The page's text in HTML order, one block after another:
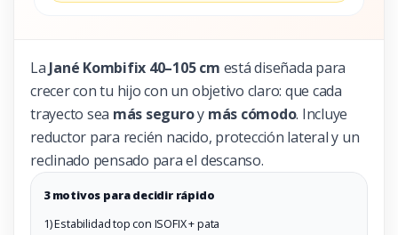
La Jané Kombifix 40–105 cm está diseñada para
crecer con tu hijo con un objetivo claro: que cada
trayecto sea más seguroy más cómodo. Incluye
reductor para recién nacido, protección lateral y un
reclinado pensado para el descanso.
3 motivos para decidir rápido
1) Estabilidad top con ISOFIX + pata